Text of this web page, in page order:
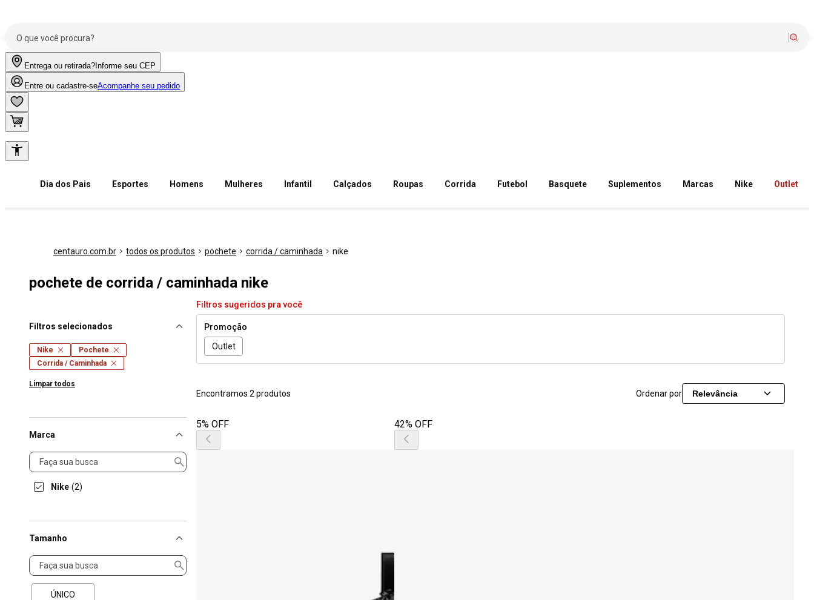
Entrega ou retirada? Informe seu CEP
Entre ou cadastre-seAcompanhe seu pedido
Dia dos Pais Esportes Homens Mulheres Infantil Calçados Roupas Corrida Futebol Basquete Suplementos Marcas Nike Outlet
centauro.com.br todos os produtos pochete corrida / caminhada nike
pochete de corrida / caminhada nike
Filtros selecionados
Nike
Pochete
Corrida / Caminhada
Limpar todos
Marca
Marca
Nike (2)
Tamanho
Tamanho
ÚNICO
Filtros sugeridos pra você
Promoção
Outlet
Encontramos 2 produtos Ordenar por Relevância
5% OFF 42% OFF